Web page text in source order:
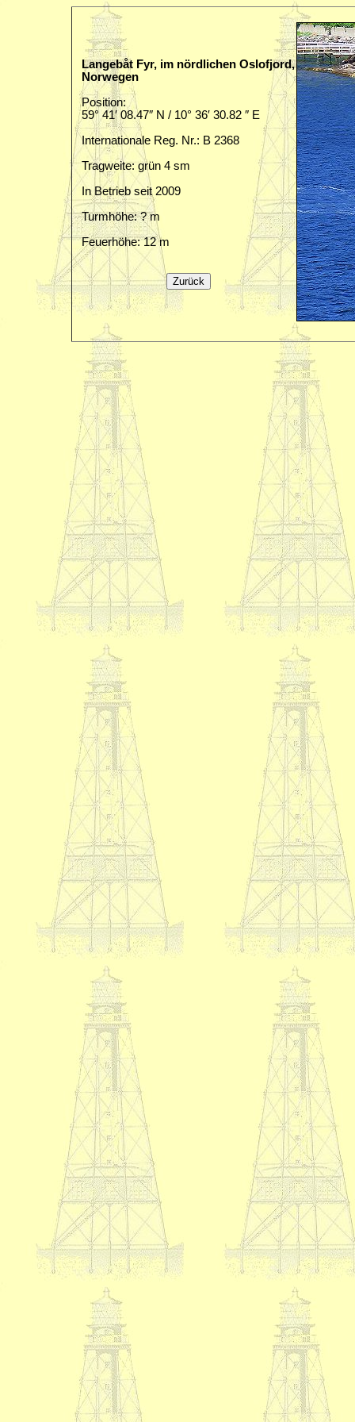
Langebåt Fyr, im nördlichen Oslofjord,
Norwegen
Position:
59° 41′ 08.47″ N / 10° 36′ 30.82 ″ E
Internationale Reg. Nr.: B 2368
Tragweite: grün 4 sm
In Betrieb seit 2009
Turmhöhe: ? m
Feuerhöhe: 12 m